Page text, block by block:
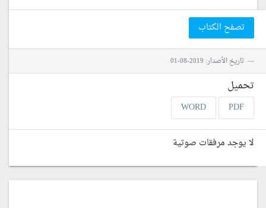
تصفح الكتاب
تاريخ الأصدار: 2019-08-01
تحميل
PDF
WORD
لا يوجد مرفقات صوتية